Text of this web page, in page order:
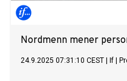
Nordmenn mener
24.9.2025 07:31:10 CEST If